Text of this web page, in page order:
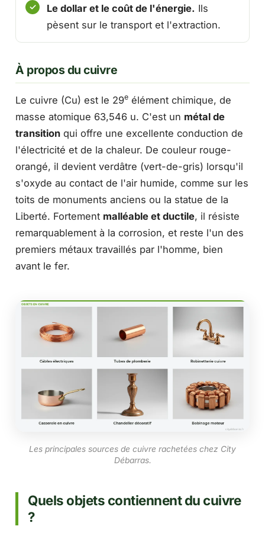
Le dollar et le coût de l'énergie. Ils
pèsent sur le transport et l'extraction.
À propos du cuivre
Le cuivre (Cu) est le 29e élément chimique, de
masse atomique 63,546 u. C'est un métal de
transition qui offre une excellente conduction de
l'électricité et de la chaleur. De couleur rouge-
orangé, il devient verdâtre (vert-de-gris) lorsqu'il
s'oxyde au contact de l'air humide, comme sur les
toits de monuments anciens ou la statue de la
Liberté. Fortement malléable et ductile, il résiste
remarquablement à la corrosion, et reste l'un des
premiers métaux travaillés par l'homme, bien
avant le fer.
Les principales sources de cuivre rachetées chez City
Débarras.
Quels objets contiennent du cuivre
?